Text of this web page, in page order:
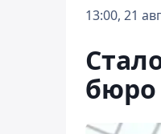
13:00, 21
бюро